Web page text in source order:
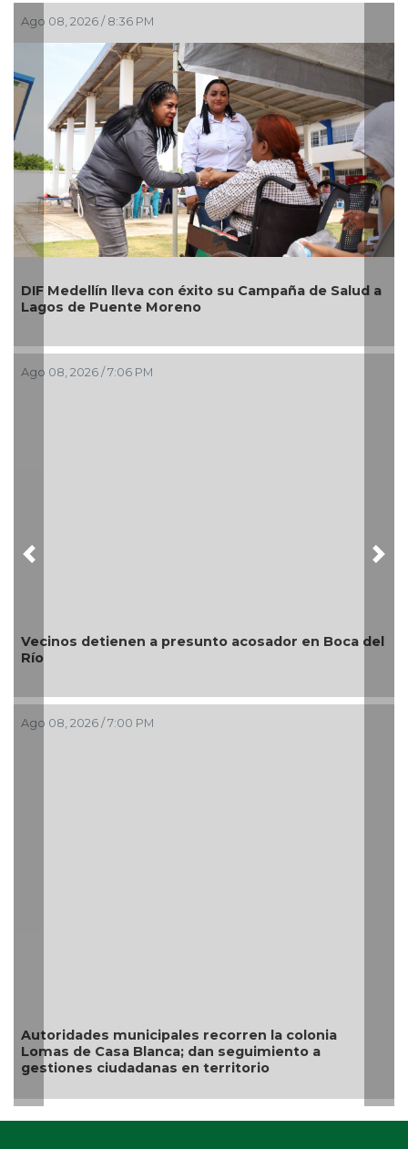
de Salud a
en Boca del
a
Ago 08, 2026 / 6:55 PM
nuevos módulos comerciales para
imagen de las playas e impulsar la
Previous